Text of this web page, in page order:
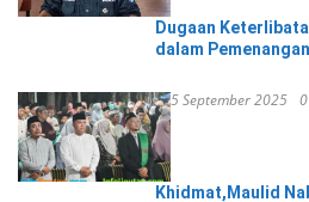
Dugaan
dalam
5 September 2025
Khidmat,Maulid